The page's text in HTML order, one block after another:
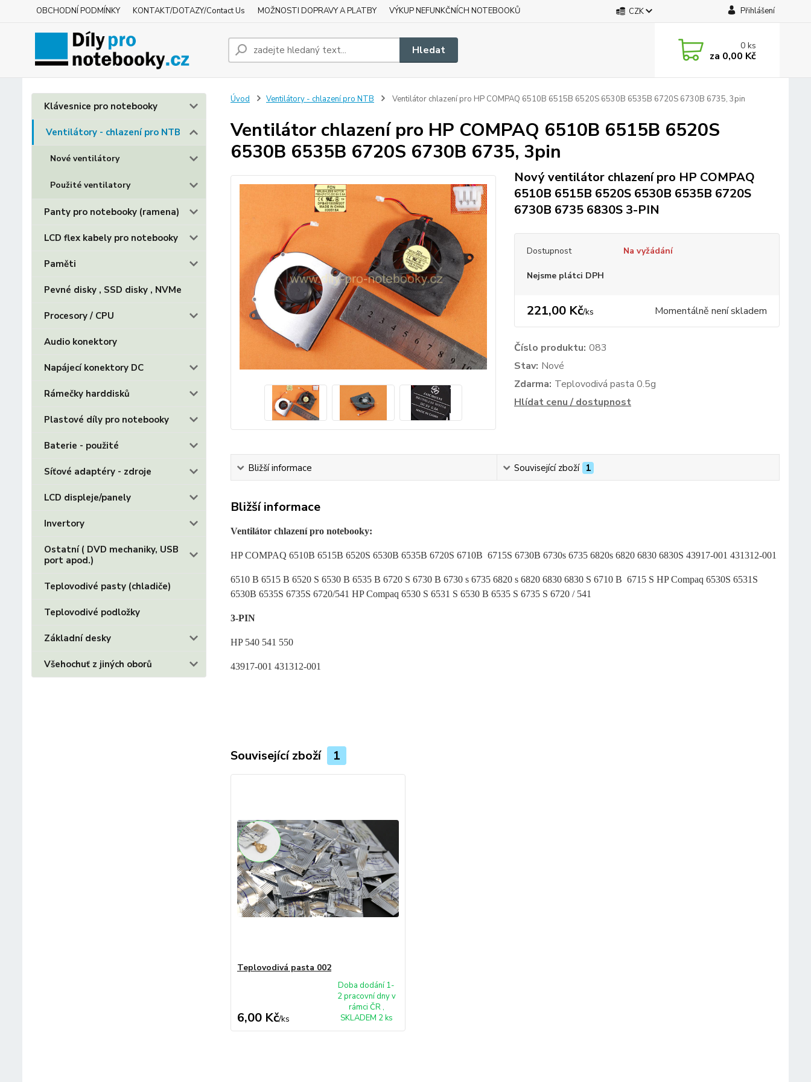
OBCHODNÍ PODMÍNKY KONTAKT/DOTAZY/Contact Us MOŽNOSTI DOPRAVY A PLATBY VÝKUP NEFUNKČNÍCH NOTEBOOKŮ CZK Přihlášení
Hledat 0ks
za 0,00 Kč
Klávesnice pro notebooky
Ventilátory - chlazení pro NTB
Nové ventilátory
Použité ventilatory
Panty pro notebooky (ramena)
LCD flex kabely pro notebooky
Paměti
Pevné disky , SSD disky , NVMe
Procesory / CPU
Audio konektory
Napájecí konektory DC
Rámečky harddisků
Plastové díly pro notebooky
Baterie - použité
Síťové adaptéry - zdroje
LCD displeje/panely
Invertory
Ostatní ( DVD mechaniky, USB
port apod.)
Teplovodivé pasty (chladiče)
Teplovodivé podložky
Základní desky
Všehochuť z jiných oborů
Úvod Ventilátory - chlazení pro NTB Ventilátor chlazení pro HP COMPAQ 6510B 6515B 6520S 6530B 6535B 6720S 6730B 6735, 3pin
Ventilátor chlazení pro HP COMPAQ 6510B 6515B 6520S
6530B 6535B 6720S 6730B 6735, 3pin
Nový ventilátor chlazení pro HP COMPAQ
6510B 6515B 6520S 6530B 6535B 6720S
6730B 6735 6830S 3-PIN
Dostupnost Na vyžádání
Nejsme plátci DPH
221,00 Kč/ks Momentálně není skladem
Číslo produktu: 083
Stav: Nové
Zdarma: Teplovodivá pasta 0.5g
Hlídat cenu / dostupnost
Bližší informace Související zboží 1
Bližší informace
Ventilátor chlazení pro notebooky:
HP COMPAQ 6510B 6515B 6520S 6530B 6535B 6720S 6710B 6715S 6730B 6730s 6735 6820s 6820 6830 6830S 43917-001 431312-001
6510 B 6515 B 6520 S 6530 B 6535 B 6720 S 6730 B 6730 s 6735 6820 s 6820 6830 6830 S 6710 B 6715 S HP Compaq 6530S 6531S
6530B 6535S 6735S 6720/541 HP Compaq 6530 S 6531 S 6530 B 6535 S 6735 S 6720 / 541
3-PIN
HP 540 541 550
43917-001 431312-001
Související zboží 1
Teplovodivá pasta 002
6,00 Kč/ks
Doba dodání 1-
2 pracovní dny v
rámci ČR ,
SKLADEM 2 ks